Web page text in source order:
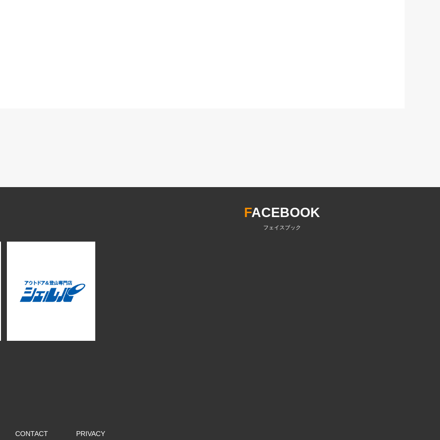
CONTACT PRIVACY
FACEBOOK